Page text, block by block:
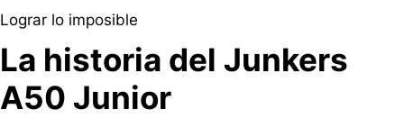
La historia del Junkers
A50 Junior
Lograr lo imposible